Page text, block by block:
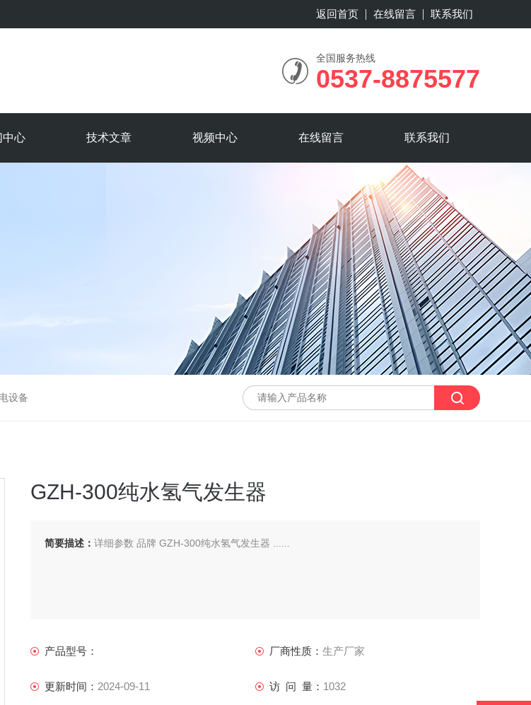
返回首页 在线留言 联系我们
全国服务热线
0537-8875577
中心 技术文章 视频中心 在线留言 联系我们
设备
GZH-300纯水氢气发生器
简要描述： 详细参数 品牌 GZH-300纯水氢气发生器 ......
产品型号： 厂商性质： 生产厂家
更新时间： 2024-09-11 访 问 量： 1032